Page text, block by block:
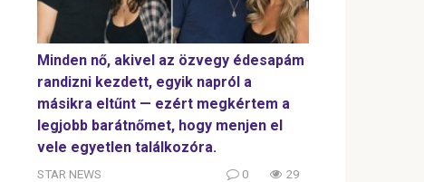
Minden nő, akivel az özvegy édesapám
randizni kezdett, egyik napról a
másikra eltűnt — ezért megkértem a
legjobb barátnőmet, hogy menjen el
vele egyetlen találkozóra.
STAR NEWS 0 29